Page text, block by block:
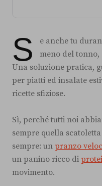
S
e anche tu
meno del tonno,
Una soluzione pratica,
per piatti ed insalate
ricette sfiziose.
Sì, perché tutti noi
sempre quella
sempre: un pranzo
un panino ricco di
movimento.